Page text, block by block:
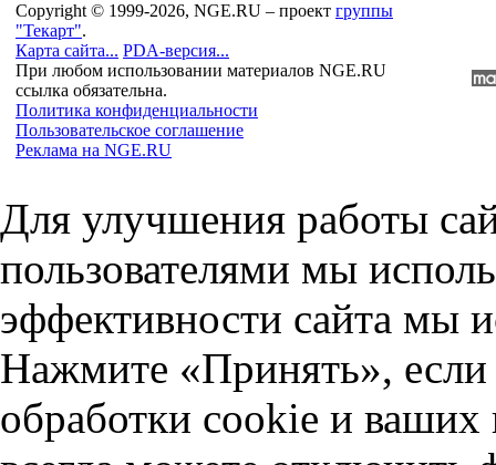
Copyright © 1999-2026, NGE.RU – проект группы
"Текарт".
Карта сайта... PDA-версия...
При любом использовании материалов NGE.RU
ссылка обязательна.
Политика конфиденциальности
Пользовательское соглашение
Реклама на NGE.RU
Для улучшения работы
пользователями мы
эффективности сайта мы
Нажмите «Принять», если
обработки cookie и